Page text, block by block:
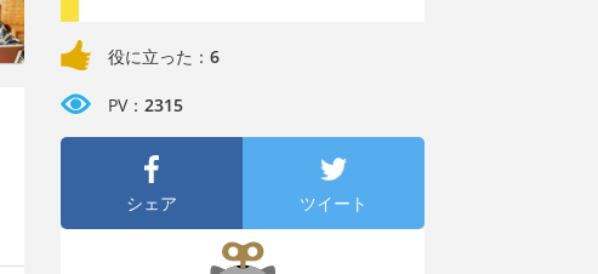
役に立った： 6
PV： 2315
シェア ツイート